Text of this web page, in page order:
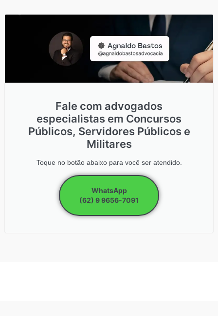
Fale com advogados
especialistas em Concursos
Públicos, Servidores Públicos e
Militares
Toque no botão abaixo para você ser atendido.
WhatsApp
(62) 9 9656-7091